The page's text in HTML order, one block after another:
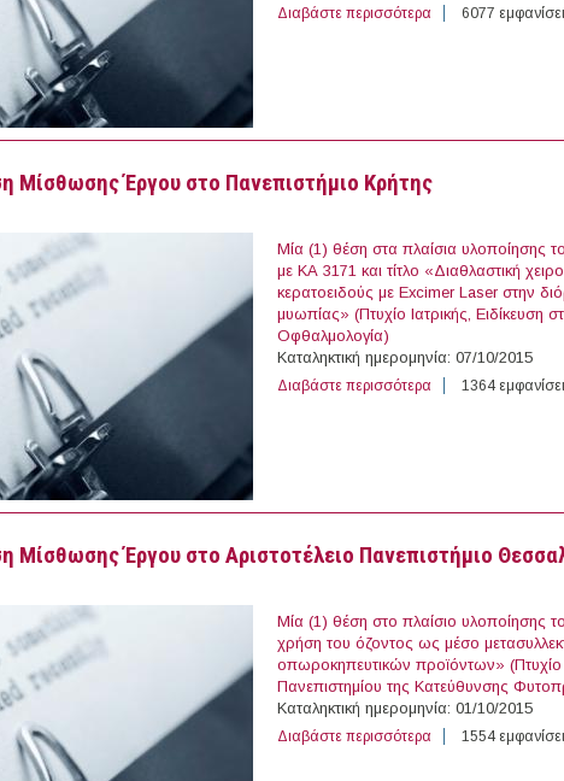
Διαβάστε περισσότερα για 157 θέσεις
6077
Μίσθωσης Έργου στο Πανεπιστήμιο Κρήτης
Μία (1) θέση στα πλαίσια υλοποίησης
με ΚΑ 3171 και τίτλο «Διαθλαστική
κερατοειδούς με Excimer Laser στην
μυωπίας» (Πτυχίο Ιατρικής, Ειδίκευση
Οφθαλμολογία)
Καταληκτική ημερομηνία: 07/10/2015
Διαβάστε περισσότερα για 3 θέσεις με
1364
Μίσθωσης Έργου στο Αριστοτέλειο Πανεπιστήμιο
Μία (1) θέση στο πλαίσιο υλοποίησης
χρήση του όζοντος ως μέσο
οπωροκηπευτικών προϊόντων»
Πανεπιστημίου της Κατεύθυνσης
Καταληκτική ημερομηνία: 01/10/2015
Διαβάστε περισσότερα για 4 θέσεις με
1554